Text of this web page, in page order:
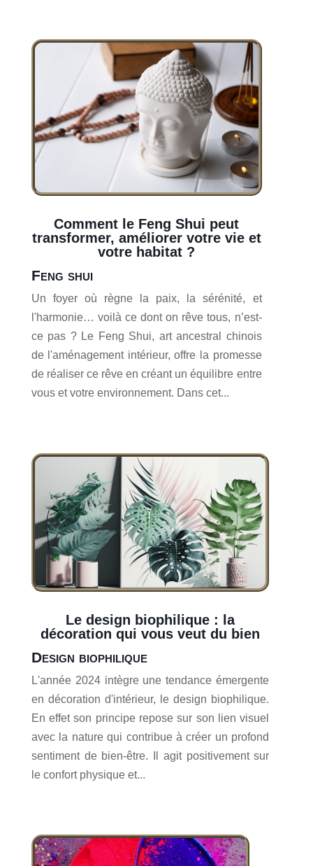
Comment le Feng Shui peut
transformer, améliorer votre vie et
votre habitat ?
Feng shui
Un foyer où règne la paix, la sérénité, et
l'harmonie… voilà ce dont on rêve tous, n’est-
ce pas ? Le Feng Shui, art ancestral chinois
de l'aménagement intérieur, offre la promesse
de réaliser ce rêve en créant un équilibre entre
vous et votre environnement. Dans cet...
Le design biophilique : la
décoration qui vous veut du bien
Design biophilique
L'année 2024 intègre une tendance émergente
en décoration d'intérieur, le design biophilique.
En effet son principe repose sur son lien visuel
avec la nature qui contribue à créer un profond
sentiment de bien-être. Il agit positivement sur
le confort physique et...